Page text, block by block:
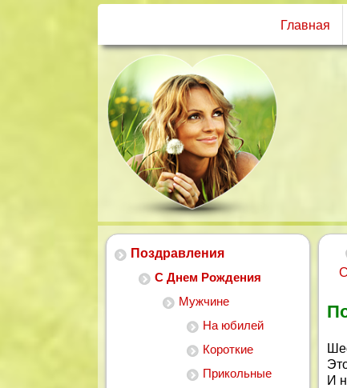
Главная
Поздравления
С Днем Рождения
Мужчине
На юбилей
Короткие
Прикольные
И